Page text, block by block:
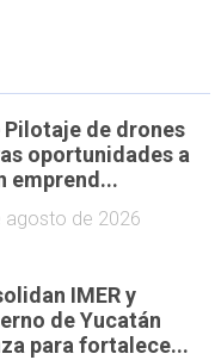
Pilotaje de drones
oportunidades a
emprend...
agosto de 2026
IMER y
de Yucatán
para fortalece...